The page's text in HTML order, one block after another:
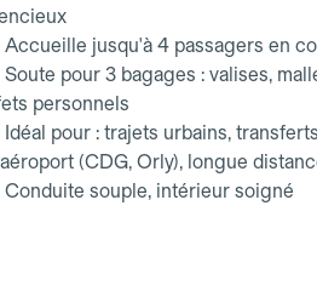
Accueille jusqu'à 4 passagers en
Soute pour 3 bagages : valises,
personnels
Idéal pour : trajets urbains,
(CDG, Orly), longue
Conduite souple, intérieur soigné